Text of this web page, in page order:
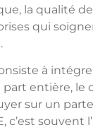
la qualité
qui
à
entière, le
sur un
c’est souvent